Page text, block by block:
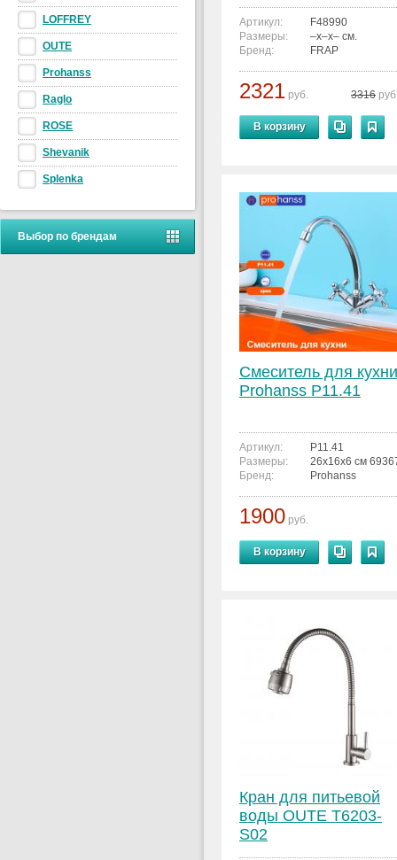
LOFFREY
OUTE
Prohanss
Raglo
ROSE
Shevanik
Splenka
Выбор по брендам
Артикул:
F48990
Размеры:
–x–x– см.
Бренд:
FRAP
2321 руб. 3316
В корзину
Смеситель для кухни
Prohanss P11.41
Артикул:
P11.41
Размеры:
26x16x6 см
Бренд:
Prohanss
1900 руб.
В корзину
Кран для питьевой
воды OUTE T6203-
S02